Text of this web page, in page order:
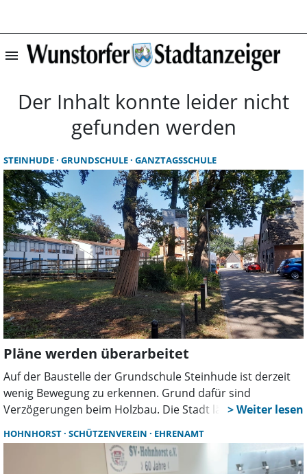
menu
Startseite |
Der Inhalt konnte leider nicht
gefunden werden
STEINHUDE GRUNDSCHULE GANZTAGSSCHULE
Pläne werden überarbeitet
Auf der Baustelle der Grundschule Steinhude ist derzeit
wenig Bewegung zu erkennen. Grund dafür sind
Verzögerungen beim Holzbau. Die Stadt lässt aktuell
Montage- und Ablaufpläne überarbeiten. Ob sich daraus
Folgen für den Zeitplan des ersten Bauabschnitts
ergeben, ist noch offen.
HOHNHORST SCHÜTZENVEREIN EHRENAMT